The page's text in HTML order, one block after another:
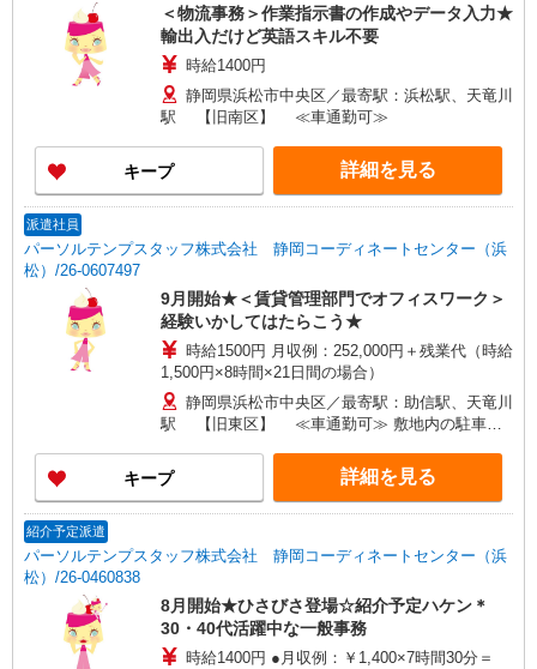
＜物流事務＞作業指示書の作成やデータ入力★
輸出入だけど英語スキル不要
時給1400円
静岡県浜松市中央区／最寄駅：浜松駅、天竜川
駅 【旧南区】 ≪車通勤可≫
キープ 詳細を見る
派遣社員
パーソルテンプスタッフ株式会社 静岡コーディネートセンター（浜
松）/26-0607497
9月開始★＜賃貸管理部門でオフィスワーク＞
経験いかしてはたらこう★
時給1500円 月収例：252,000円＋残業代（時給
1,500円×8時間×21日間の場合）
静岡県浜松市中央区／最寄駅：助信駅、天竜川
駅 【旧東区】 ≪車通勤可≫ 敷地内の駐車場
キープ 詳細を見る
紹介予定派遣
パーソルテンプスタッフ株式会社 静岡コーディネートセンター（浜
松）/26-0460838
8月開始★ひさびさ登場☆紹介予定ハケン＊
30・40代活躍中な一般事務
時給1400円 ●月収例：￥1,400×7時間30分＝